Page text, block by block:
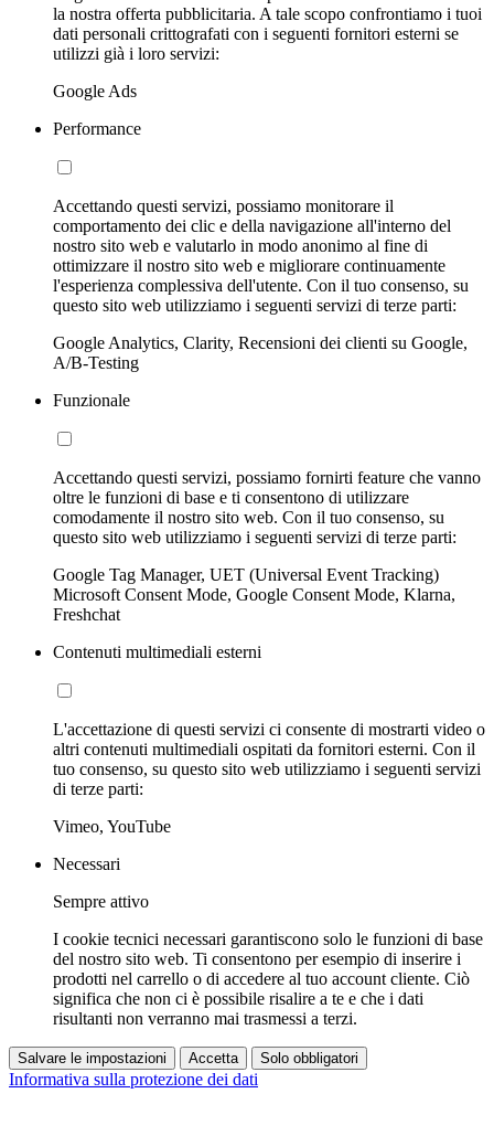
la nostra offerta pubblicitaria. A tale scopo confrontiamo i tuoi
dati personali crittografati con i seguenti fornitori esterni se
utilizzi già i loro servizi:
Google Ads
Performance
Accettando questi servizi, possiamo monitorare il
comportamento dei clic e della navigazione all'interno del
nostro sito web e valutarlo in modo anonimo al fine di
ottimizzare il nostro sito web e migliorare continuamente
l'esperienza complessiva dell'utente. Con il tuo consenso, su
questo sito web utilizziamo i seguenti servizi di terze parti:
Google Analytics, Clarity, Recensioni dei clienti su Google,
A/B-Testing
Funzionale
Accettando questi servizi, possiamo fornirti feature che vanno
oltre le funzioni di base e ti consentono di utilizzare
comodamente il nostro sito web. Con il tuo consenso, su
questo sito web utilizziamo i seguenti servizi di terze parti:
Google Tag Manager, UET (Universal Event Tracking)
Microsoft Consent Mode, Google Consent Mode, Klarna,
Freshchat
Contenuti multimediali esterni
L'accettazione di questi servizi ci consente di mostrarti video o
altri contenuti multimediali ospitati da fornitori esterni. Con il
tuo consenso, su questo sito web utilizziamo i seguenti servizi
di terze parti:
Vimeo, YouTube
Necessari
Sempre attivo
I cookie tecnici necessari garantiscono solo le funzioni di base
del nostro sito web. Ti consentono per esempio di inserire i
prodotti nel carrello o di accedere al tuo account cliente. Ciò
significa che non ci è possibile risalire a te e che i dati
risultanti non verranno mai trasmessi a terzi.
Salvare le impostazioni Accetta Solo obbligatori
Informativa sulla protezione dei dati